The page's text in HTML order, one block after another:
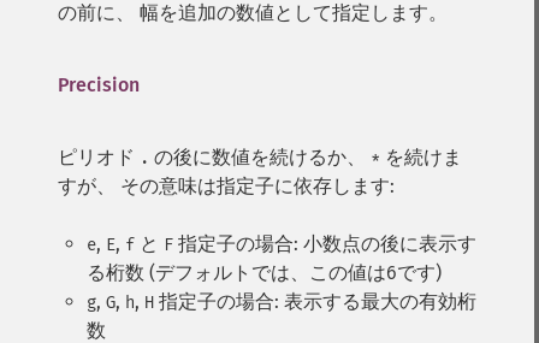
の前に、 幅を追加の数値として指定します。
Precision
ピリオド . の後に数値を続けるか、 * を続けま
すが、 その意味は指定子に依存します:
e, E, f と F 指定子の場合: 小数点の後に表示す
る桁数 (デフォルトでは、この値は6です)
g, G, h, H 指定子の場合: 表示する最大の有効桁
数